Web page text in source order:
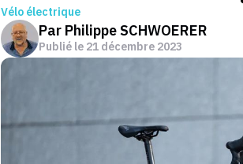
Vélo électrique
Par Philippe SCHWOERER
Publié le 21 décembre 2023